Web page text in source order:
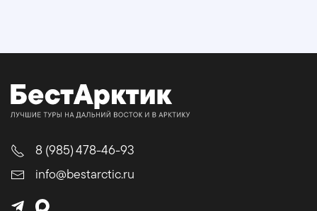
8 (985) 478-46-93
info@bestarctic.ru